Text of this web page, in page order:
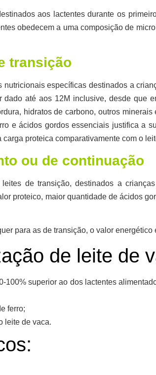
aos lactentes durante os
obedecem a uma composição de
transição
específicas destinados a
até aos 12M inclusive, desde que
hidratos de carbono, outros
e ácidos gordos essenciais justifica a
proteica comparativamente com o
ou de continuação
de transição, destinados a
proteico, maior quantidade de ácidos
para as de transição, o valor
de leite de
100% superior ao dos lactentes
ferro;
leite de vaca.